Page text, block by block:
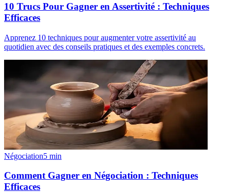
10 Trucs Pour Gagner en Assertivité : Techniques
Efficaces
Apprenez 10 techniques pour augmenter votre assertivité au
quotidien avec des conseils pratiques et des exemples concrets.
Négociation5 min
Comment Gagner en Négociation : Techniques
Efficaces